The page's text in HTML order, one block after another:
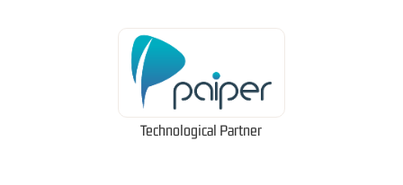
Technological Partner